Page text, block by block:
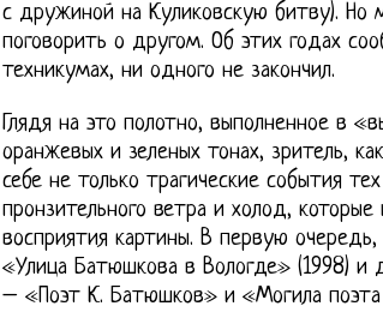
с дружиной на Куликовскую битву). Но
поговорить о другом. Об этих годах
техникумах, ни одного не закончил.
Глядя на это полотно, выполненное в
оранжевых и зеленых тонах, зритель,
себе не только трагические события
пронзительного ветра и холод,
восприятия картины. В первую
«Улица Батюшкова в Вологде» (1998) и
– «Поэт К. Батюшков» и «Могила